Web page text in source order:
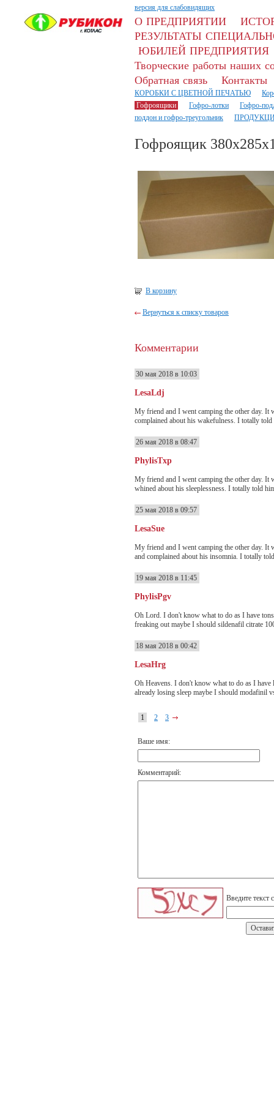
версия для слабовидящих
О ПРЕДПРИЯТИИ
РЕЗУЛЬТАТЫ
ЮБИЛЕЙ ПРЕДПРИЯТИЯ
Творческие работы наших
Обратная связь
Контакты
КОРОБКИ С ЦВЕТНОЙ ПЕЧАТЬЮ
Гофроящики
Гофро-лотки
Гофро-
поддон и гофро-треугольник
Гофроящик
В корзину
Вернуться к списку товаров
Комментарии
30 мая 2018 в 10:03
LesaLdj
My friend and I went camping the other day. It
complained about his wakefulness. I totally
26 мая 2018 в 08:47
PhylisTxp
My friend and I went camping the other day. It
whined about his sleeplessness. I totally told
25 мая 2018 в 09:57
LesaSue
My friend and I went camping the other day. It
and complained about his insomnia. I totally
19 мая 2018 в 11:45
PhylisPgv
Oh Lord. I don't know what to do as I have
freaking out maybe I should sildenafil citrate
18 мая 2018 в 00:42
LesaHrg
Oh Heavens. I don't know what to do as I
already losing sleep maybe I should
1 2 3
Ваше имя:
Комментарий:
Введите текст